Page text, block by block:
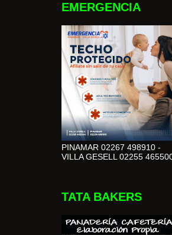
EMERGENCIA
PINAMAR 02267 498910 -
VILLA GESELL 02255
TATA BAKERS